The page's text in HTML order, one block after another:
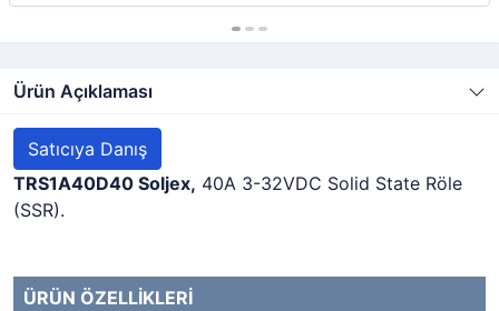
Ürün Açıklaması
Satıcıya Danış
TRS1A40D40 Soljex, 40A 3-32VDC Solid State Röle
(SSR).
ÜRÜN ÖZELLİKLERİ